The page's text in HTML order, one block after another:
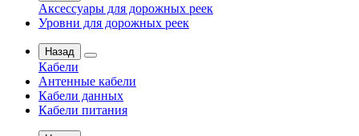
Аксессуары для дорожных реек
Уровни для дорожных реек
Назад
Кабели
Антенные кабели
Кабели данных
Кабели питания